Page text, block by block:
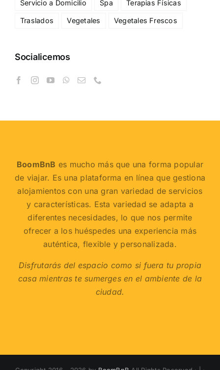
Servicio a Domicilio Spa Terapias Físicas
Traslados Vegetales Vegetales Frescos
Socialicemos
BoomBnB es mucho más que una forma popular
de viajar. Es una plataforma en línea que gestiona
alojamientos con una gran variedad de servicios
y características. Esta variedad se adapta a
diferentes necesidades, lo que nos permite
ofrecer a los huéspedes una experiencia más
auténtica, flexible y personalizada.
Disfrutarás del espacio como si fuera tu propia
casa mientras te sumerges en el ambiente de la
ciudad.